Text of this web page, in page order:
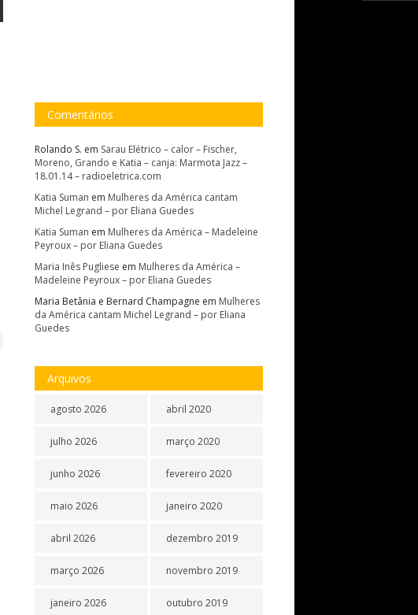
Comentários
Rolando S. em Sarau Elétrico – calor – Fischer,
Moreno, Grando e Katia – canja: Marmota Jazz –
18.01.14 – radioeletrica.com
Katia Suman em Mulheres da América cantam
Michel Legrand – por Eliana Guedes
Katia Suman em Mulheres da América – Madeleine
Peyroux – por Eliana Guedes
Maria Inês Pugliese em Mulheres da América –
Madeleine Peyroux – por Eliana Guedes
Maria Betânia e Bernard Champagne em Mulheres
da América cantam Michel Legrand – por Eliana
Guedes
Arquivos
agosto 2026
julho 2026
junho 2026
maio 2026
abril 2026
março 2026
janeiro 2026
abril 2020
março 2020
fevereiro 2020
janeiro 2020
dezembro 2019
novembro 2019
outubro 2019